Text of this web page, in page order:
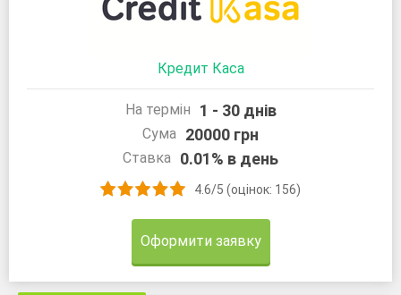
Кредит Каса
На термін 1 - 30 днів
Сума 20000 грн
Ставка 0.01% в день
4.6/5 (оцінок: 156)
Оформити заявку